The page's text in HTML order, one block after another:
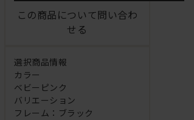
この商品について問い合わ
せる
選択商品情報
カラー
ベビーピンク
バリエーション
フレーム：ブラック